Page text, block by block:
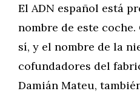
El ADN español está
nombre de este coche.
sí, y el nombre de la
cofundadores del
Damián Mateu,